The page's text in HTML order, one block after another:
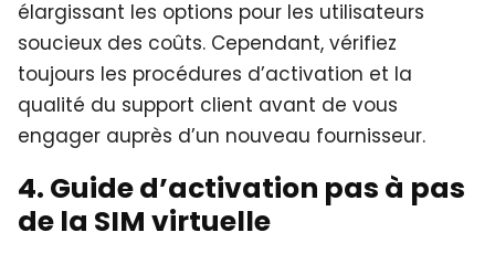
élargissant les options pour les utilisateurs
soucieux des coûts. Cependant, vérifiez
toujours les procédures d’activation et la
qualité du support client avant de vous
engager auprès d’un nouveau fournisseur.
4. Guide d’activation pas à pas
de la SIM virtuelle